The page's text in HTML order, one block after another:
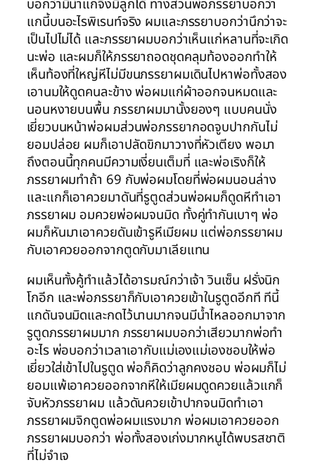
บอกว่ามิน่าแกจึงมีลูกได้ ทางส่วนพ่อภรรยาบอกว่า
แกนี้บนอะไรพิเรนท์จริง ผมและภรรยาบอกว่านึกว่าจะ
เป็นไปไม่ได้ และภรรยาผมบอกว่าเห็นแก่หลานที่จะเกิด
นะพ่อ และผมก็ให้ภรรยาถอดชุดคลุมท้องออกทำให้
เห็นท้องที่ใหญ่หีไม่มีขนภรรยาผมเดินไปหาพ่อทั้งสอง
เอานมให้ดูดคนละข้าง พ่อผมแก่ผ้าออกจนหมดและ
นอนหงายบนพื้น ภรรยาผมมานั้งยองๆ แบบคนนั่ง
เยี่ยวบนหน้าพ่อผมส่วนพ่อภรรยากอดจูบปากกันไม่
ยอมปล่อย ผมก็เอาปลัดขิกมาวางที่หัวเตียง พอมา
ถึงตอนนี้ทุกคนมีความเงี่ยนเต็มที่ และพ่อเริงก็ให้
ภรรยาผมทำถ้า 69 กับพ่อผมโดยที่พ่อผมนอนล่าง
และแกก็เอาควยมาดันที่รูตูดส่วนพ่อผมก็ดูดหีทำเอา
ภรรยาผม อมควยพ่อผมจนมิด ทั้งคู่ทำกันเบาๆ พ่อ
ผมก็หันมาเอาควยดันเข้ารูหีเมียผม แต่พ่อภรรยาผม
กับเอาควยออกจากตูดกับมาเลียแทน
ผมเห็นทั้งคู้ทำแล้วได้อารมณ์กว่าเจ้า วินเซ็น ฝรั่งนิก
โกอีก และพ่อภรรยาก็กับเอาควยเข้าในรูตูดอีกที ทีนี้
แกดันจนมิดและกดไว้นานมากจนมีน้ำไหลออกมาจาก
รูตูดภรรยาผมมาก ภรรยาผมบอกว่าเสียวมากพ่อทำ
อะไร พ่อบอกว่าเวลาเอากับแม่เองแม่เองชอบให้พ่อ
เยี่ยวใส่เข้าไปในรูตูด พ่อก็คิดว่าลูกคงชอบ พ่อผมก็ไม่
ยอมแพ้เอาควยออกจากหีให้เมียผมดูดควยแล้วแกก็
จับหัวภรรยาผม แล้วดันควยเข้าปากจนมิดทำเอา
ภรรยาผมจิกตูดพ่อผมแรงมาก พ่อผมเอาควยออก
ภรรยาผมบอกว่า พ่อทั้งสองเก่งมากหนูได้พบรสชาติ
ที่ไม่จำเจ